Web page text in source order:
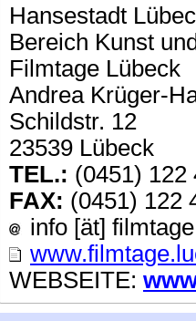
Hansestadt
Bereich Kunst
Filmtage Lübeck
Andrea Krüger-
Schildstr. 12
23539 Lübeck
TEL.: (0451) 122
FAX: (0451) 122
info [ät]
WEBSEITE: